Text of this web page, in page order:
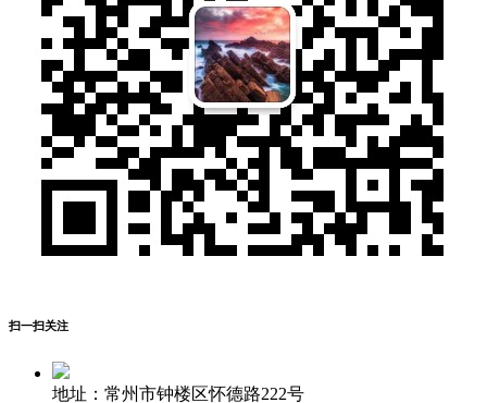
扫一扫关注
地址：常州市钟楼区怀德路222号